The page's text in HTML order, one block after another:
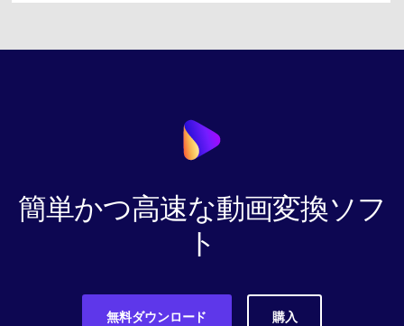
簡単かつ高速な動画変換ソフ
ト
無料ダウンロード 購入